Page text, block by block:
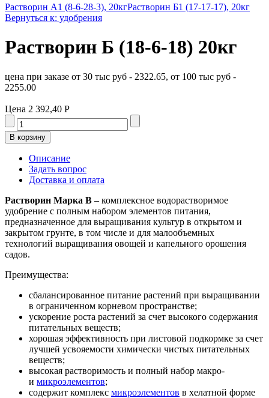
Растворин А1 (8-6-28-3), 20кгРастворин Б1 (17-17-17), 20кг
Вернуться к: удобрения
Растворин Б (18-6-18) 20кг
цена при заказе от 30 тыс руб - 2322.65, от 100 тыс руб -
2255.00
Цена 2 392,40 Р
Описание
Задать вопрос
Доставка и оплата
Растворин Марка B – комплексное водорастворимое
удобрение с полным набором элементов питания,
предназначенное для выращивания культур в открытом и
закрытом грунте, в том числе и для малообъемных
технологий выращивания овощей и капельного орошения
садов.
Преимущества:
сбалансированное питание растений при выращивании
в ограниченном корневом пространстве;
ускорение роста растений за счет высокого содержания
питательных веществ;
хорошая эффективность при листовой подкормке за счет
лучшей усвояемости химически чистых питательных
веществ;
высокая растворимость и полный набор макро-
и микроэлементов;
cодержит комплекс микроэлементов в хелатной форме